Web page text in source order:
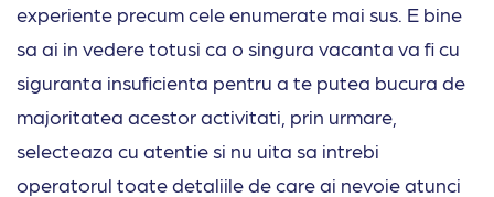
experiente precum cele enumerate mai sus. E bine
sa ai in vedere totusi ca o singura vacanta va fi cu
siguranta insuficienta pentru a te putea bucura de
majoritatea acestor activitati, prin urmare,
selecteaza cu atentie si nu uita sa intrebi
operatorul toate detaliile de care ai nevoie atunci